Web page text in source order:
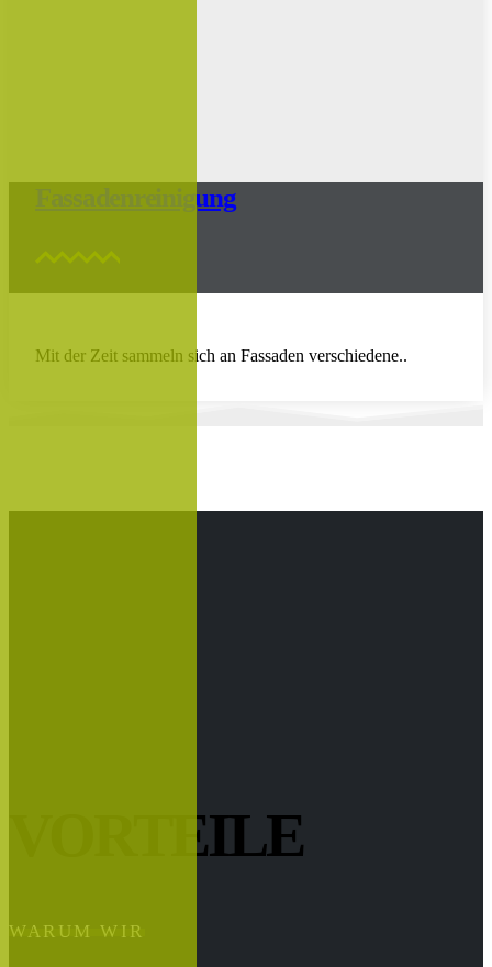
Fassadenreinigung
Mit der Zeit sammeln sich an Fassaden verschiedene..
VORTEILE
WARUM WIR